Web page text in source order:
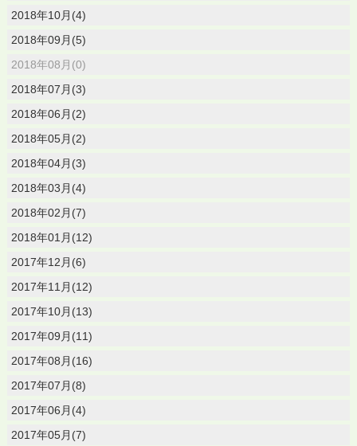
2018年10月(4)
2018年09月(5)
2018年08月(0)
2018年07月(3)
2018年06月(2)
2018年05月(2)
2018年04月(3)
2018年03月(4)
2018年02月(7)
2018年01月(12)
2017年12月(6)
2017年11月(12)
2017年10月(13)
2017年09月(11)
2017年08月(16)
2017年07月(8)
2017年06月(4)
2017年05月(7)